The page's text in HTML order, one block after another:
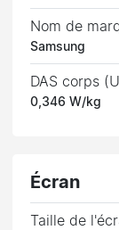
Nom de
Samsung
DAS corps
0,346 W/kg
Écran
Taille de